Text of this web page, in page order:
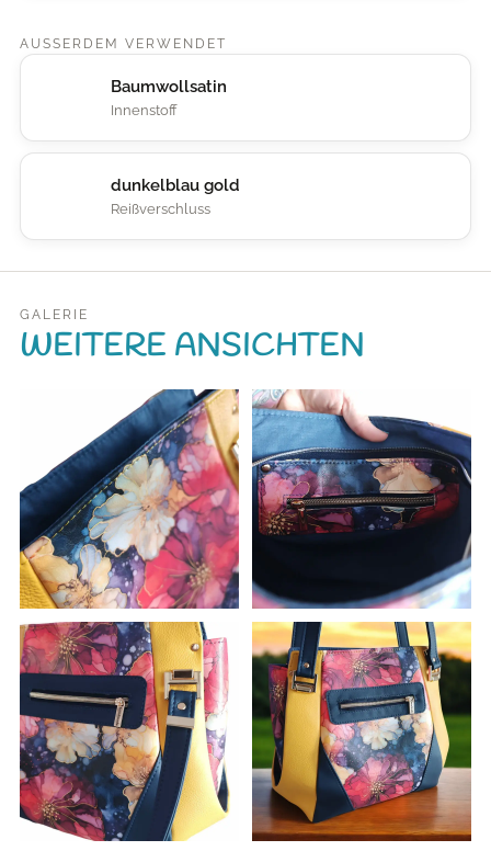
AUSSERDEM VERWENDET
Baumwollsatin
Innenstoff
dunkelblau gold
Reißverschluss
GALERIE
WEITERE ANSICHTEN